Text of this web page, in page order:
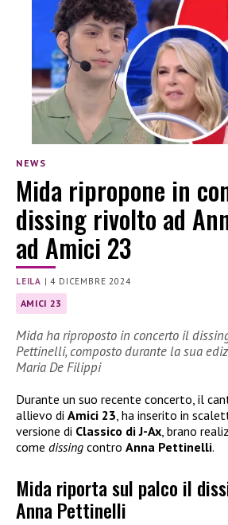
NEWS
Mida ripropone in
dissing rivolto ad
ad Amici 23
LEILA |4 DICEMBRE 2024
AMICI 23
Mida ha riproposto in concerto il
Pettinelli, composto durante la sua
Maria De Filippi
Durante un suo recente concerto, il
allievo di Amici 23, ha inserito in
versione di Classico di J-Ax, brano
come dissing contro Anna Pettinelli.
Mida riporta sul palco il
Anna Pettinelli